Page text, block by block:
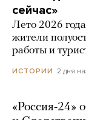
сейчас»
Лето 2026
жители
работы и
ИСТОРИИ 2 дня
«Россия-24»